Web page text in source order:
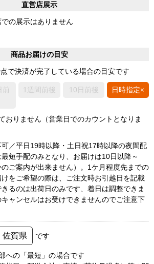
直営店展示
の展示はありません
商品お届けの目安
で決済が完了している場合の目安です
前
1週間前後 10日前後 日時指定×
おりません（営業日でのカウントとなりま
／平日19時以降・土日祝17時以降の夜間配
短手配のみとなり、お届けは10日以降～
のご案内が出来ません）。1ケ月程度先までの
をご希望の際は、ご注文時お引越日を記載
るのは出荷日のみです、着日は調整できま
ャンセルはお受けできませんのでご注意下
佐賀県 です
への「最短」の場合です